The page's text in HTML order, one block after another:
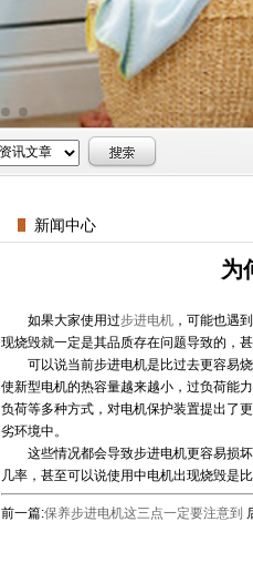
新闻中心
为
如果大家使用过步进电机 ，可能也遇
现烧毁就一定是其品质存在问题导致的，
可以说当前步进电机是比过去更容易烧
使新型电机的热容量越来越小，过负荷能
负荷等多种方式，对电机保护装置提出了
劣环境中。
这些情况都会导致步进电机更容易损坏
几率，甚至可以说使用中电机出现烧毁是
前一篇:保养步进电机这三点一定要注意到